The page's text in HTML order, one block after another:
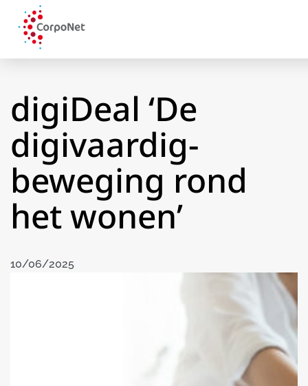
digiDeal ‘De
digivaardig-
beweging rond
het wonen’
10/06/2025